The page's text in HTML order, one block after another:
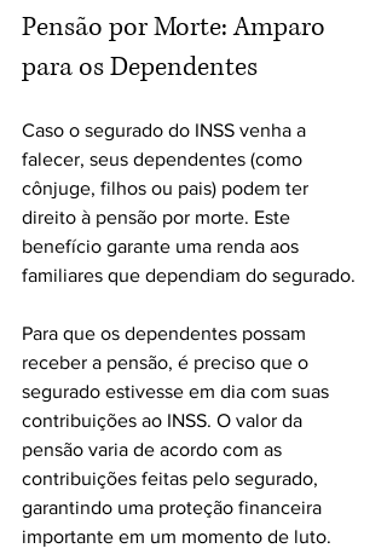
Pensão por Morte: Amparo
para os Dependentes
Caso o segurado do INSS venha a
falecer, seus dependentes (como
cônjuge, filhos ou pais) podem ter
direito à pensão por morte. Este
benefício garante uma renda aos
familiares que dependiam do segurado.
Para que os dependentes possam
receber a pensão, é preciso que o
segurado estivesse em dia com suas
contribuições ao INSS. O valor da
pensão varia de acordo com as
contribuições feitas pelo segurado,
garantindo uma proteção financeira
importante em um momento de luto.